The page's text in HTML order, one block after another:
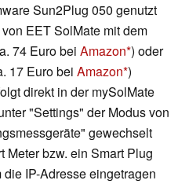
Sun2Plug 050 genutzt
EET SolMate mit dem
74 Euro bei Amazon ) oder
17 Euro bei Amazon )
direkt in der mySolMate
"Settings" der Modus von
gewechselt
Meter bzw. ein Smart Plug
IP-Adresse eingetragen